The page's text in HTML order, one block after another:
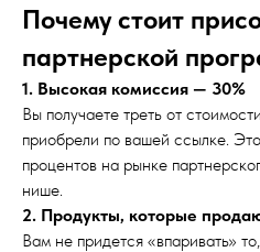
Почему стоит
партнерской
1. Высокая комиссия — 30%
Вы получаете треть от
приобрели по вашей ссылке.
процентов на рынке
нише.
2. Продукты, которые
Вам не придется «впаривать»